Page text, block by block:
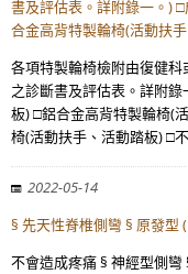
書及評估表。詳附錄一。)
合金高背特製輪椅(活動扶
各項特製輪椅檢附由復健
之診斷書及評估表。詳附
板) □鋁合金高背特製輪椅(
椅(活動扶手、活動踏板) □
2022-05-14
§ 先天性脊椎側彎 § 原發型
不會造成疼痛 § 神經型側